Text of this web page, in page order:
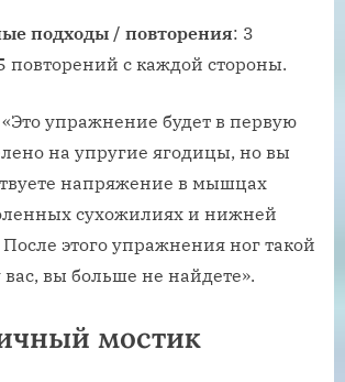
подходы / повторения: 3
повторений с каждой стороны.
«Это упражнение будет в первую
на упругие ягодицы, но вы
напряжение в мышцах
сухожилиях и нижней
этого упражнения ног такой
вас, вы больше не найдете».
мостик